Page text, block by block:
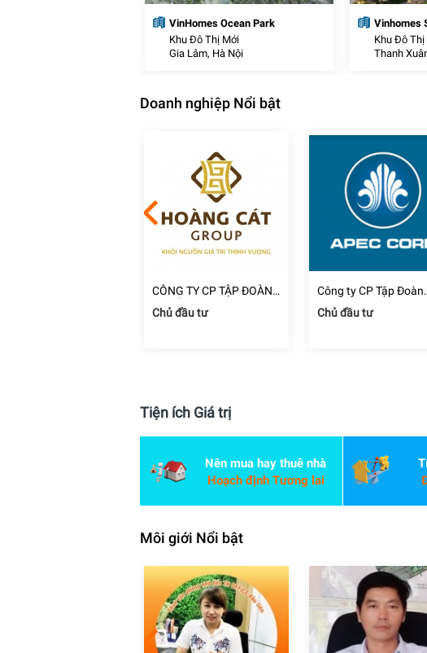
VinHomes Ocean Park
Khu Đô Thị Mới
Gia Lâm, Hà Nội
Vinhomes
VinCity
Khu Đô Thị
Thanh
Doanh nghiệp Nổi bật
CÔNG TY CP TẬP ĐOÀN
ĐỊA ỐC HOÀNG CÁT
Chủ đầu tư
Công ty CP Tập Đoàn
Đầu Tư Châu Á Thái
Dương
Chủ đầu tư
Tiện ích Giá trị
Nên mua hay thuê nhà
Hoạch định Tương lai
Môi giới Nổi bật